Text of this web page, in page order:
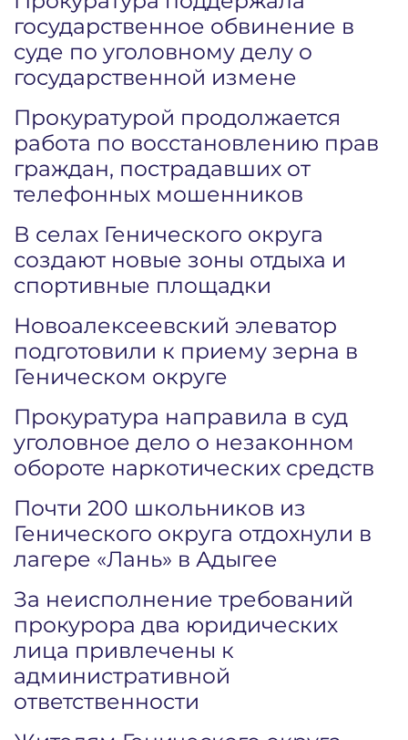
государственное обвинение в
суде по уголовному делу о
государственной измене
Прокуратурой продолжается
работа по восстановлению прав
граждан, пострадавших от
телефонных мошенников
В селах Генического округа
создают новые зоны отдыха и
спортивные площадки
Новоалексеевский элеватор
подготовили к приему зерна в
Геническом округе
Прокуратура направила в суд
уголовное дело о незаконном
обороте наркотических средств
Почти 200 школьников из
Генического округа отдохнули в
лагере «Лань» в Адыгее
За неисполнение требований
прокурора два юридических
лица привлечены к
административной
ответственности